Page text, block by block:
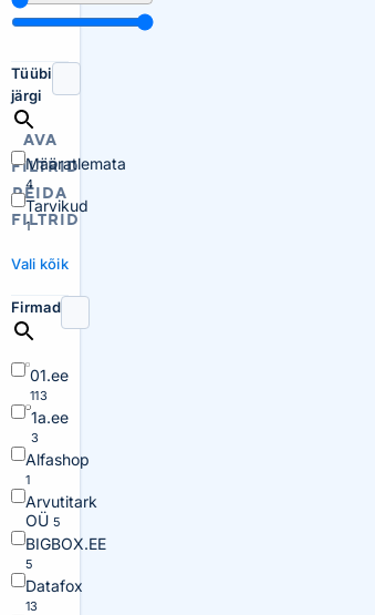
AVA
FILTRID
PEIDA
FILTRID
Tüübi
järgi
Määratlemata
4
Tarvikud
1
Vali kõik
Firmad
01.ee
113
1a.ee
3
Alfashop
1
Arvutitark
OÜ 5
BIGBOX.EE
5
Datafox
13